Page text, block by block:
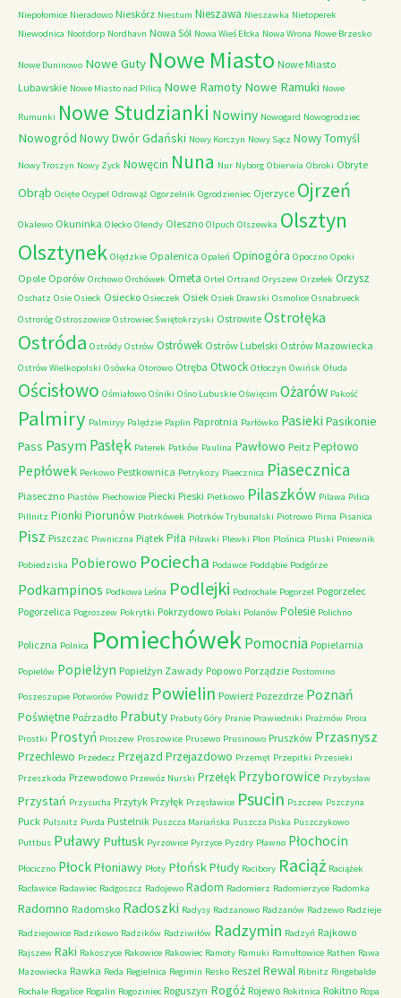
Niepołomice Nieradowo Nieskórz Niestum Nieszawa Nieszawka Nietoperek
Niewodnica Nootdorp Nordhavn Nowa Sól Nowa Wieś Ełcka Nowa Wrona Nowe Brzesko
Nowe Duninowo Nowe Guty Nowe Miasto Nowe Miasto
Lubawskie Nowe Miasto nad Pilicą Nowe Ramoty Nowe Ramuki Nowe
Rumunki Nowe Studzianki Nowiny Nowogard Nowogrodziec
Nowogród Nowy Dwór Gdański Nowy Korczyn Nowy Sącz Nowy Tomyśl
Nowy Troszyn Nowy Zyck Nowęcin Nuna Nur Nyborg Obierwia Obroki Obryte
Obrąb Ocięte Ocypel Odrowąż Ogorzelnik Ogrodzieniec Ojerzyce Ojrzeń
Okalewo Okuninka Olecko Olendy Oleszno Olpuch Olszewka Olsztyn
Olsztynek Olędzkie Opalenica Opaleń Opinogóra Opoczno Opoki
Opole Oporów Orchowo Orchówek Orneta Ortel Ortrand Oryszew Orzełek Orzysz
Oschatz Osie Osieck Osiecko Osieczek Osiek Osiek Drawski Osmolice Osnabrueck
Ostroróg Ostroszowice Ostrowiec Świętokrzyski Ostrowite Ostrołęka
Ostróda Ostródy Ostrów Ostrówek Ostrów Lubelski Ostrów Mazowiecka
Ostrów Wielkopolski Osówka Otorowo Otręba Otwock Otłoczyn Owińsk Ołuda
Ościsłowo Ośmiałowo Ośniki Ośno Lubuskie Oświęcim Ożarów Pakość
Palmiry Palmiryy Palędzie Paplin Paprotnia Parłówko Pasieki Pasikonie
Pass PasymPasłęk Paterek Patków Paulina Pawłowo Peitz Pepłowo
Pepłówek Perkowo Pestkownica Petrykozy Piaecznica Piasecznica
Piaseczno Piastów Piechowice Piecki Pieski Pietkowo Pilaszków Pilawa Pilica
Pillnitz Pionki Piorunów Piotrkówek Piotrków Trybunalski Piotrowo Pirna Pisanica
Pisz Piszczac Piwniczna Piątek Piła Piławki Plewki Plon Plośnica Pluski Pniewnik
Pobiedziska Pobierowo Pociecha Podawce Poddąbie Podgórze
Podkampinos Podkowa Leśna Podlejki Podrochale Pogorzel Pogorzelec
Pogorzelica Pogroszew Pokrytki Pokrzydowo Polaki Polanów Polesie Polichno
Policzna Polnica PomiechówekPomocnia Popielarnia
Popielów Popielżyn Popielżyn Zawady Popowo Porządzie Postomino
Poszeszupie Potworów Powidz Powielin Powierż Pozezdrze Poznań
Poświętne Poźrzadło Prabuty Prabuty Góry Pranie Prawiedniki Prażmów Prora
Prostki Prostyń Proszew Proszowice Prusewo Prusinowo Pruszków Przasnysz
Przechlewo Przedecz Przejazd Przejazdowo Przemęt Przepitki Przesieki
Przeszkoda Przewodowo Przewóz Nurski Przełęk Przyborowice Przybysław
Przystań Przysucha Przytyk Przyłęk Przęsławice Psucin Pszczew Pszczyna
Puck Pulsnitz Purda Pustelnik Puszcza Mariańska Puszcza Piska Puszczykowo
Puttbus Puławy Pułtusk Pyrzowice Pyrzyce Pyzdry Pławno Płochocin
Płociczno PłockPłoniawy Płoty PłońskPłudy Racibory Raciąż Raciążek
Racławice Radawiec Radgoszcz Radojewo Radom Radomierz Radomierzyce Radomka
Radomno Radomsko Radoszki Radysy Radzanowo Radzanów Radzewo Radzieje
Radziejowice Radzikowo Radzików Radziwiłów Radzymin Radzyń Rajkowo
Rajszew Raki Rakoszyce Rakowice Rakowiec Ramoty Ramuki Ramułtowice Rathen Rawa
Mazowiecka Rawka Reda Regielnica Regimin Resko Reszel Rewal Ribnitz Ringebalde
Rochale Rogalice Rogalin Rogoziniec Roguszyn Rogóż Rojewo Rokitnica Rokitno Ropa